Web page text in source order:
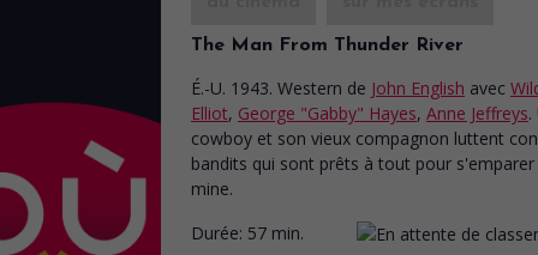
The Man From Thunder River
É.-U. 1943. Western de John English avec
Elliot, George "Gabby" Hayes, Anne Jeffreys.
cowboy et son vieux compagnon luttent
bandits qui sont prêts à tout pour s'emparer
mine.
Durée: 57 min.